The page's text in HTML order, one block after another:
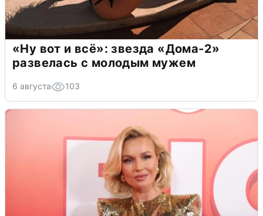
«Ну вот и всё»: звезда «Дома-2»
развелась с молодым мужем
6 августа 103